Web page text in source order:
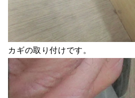
カギの取り付けです。